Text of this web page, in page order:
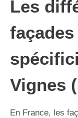
Les
Vignes
En France, les